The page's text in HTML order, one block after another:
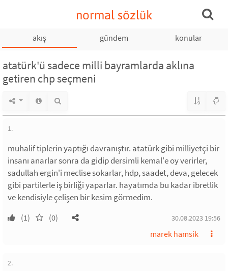
normal sözlük
akış gündem konular
atatürk'ü sadece milli bayramlarda aklına
getiren chp seçmeni
1.
muhalif tiplerin yaptığı davranıştır. atatürk gibi milliyetçi bir
insanı anarlar sonra da gidip dersimli kemal'e oy verirler,
sadullah ergin'i meclise sokarlar, hdp, saadet, deva, gelecek
gibi partilerle iş birliği yaparlar. hayatımda bu kadar ibretlik
ve kendisiyle çelişen bir kesim görmedim.
(1) (0) 30.08.2023 19:56
marek hamsik
2.